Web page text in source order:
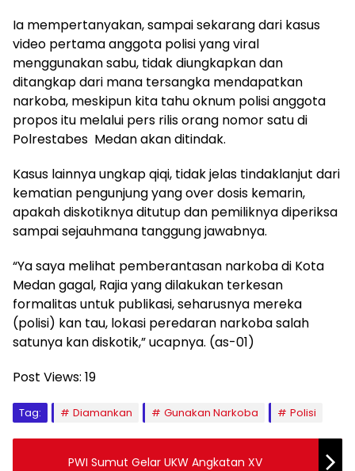
Ia mempertanyakan, sampai sekarang dari kasus
video pertama anggota polisi yang viral
menggunakan sabu, tidak diungkapkan dan
ditangkap dari mana tersangka mendapatkan
narkoba, meskipun kita tahu oknum polisi anggota
propos itu melalui pers rilis orang nomor satu di
Polrestabes Medan akan ditindak.
Kasus lainnya ungkap qiqi, tidak jelas tindaklanjut dari
kematian pengunjung yang over dosis kemarin,
apakah diskotiknya ditutup dan pemiliknya diperiksa
sampai sejauhmana tanggung jawabnya.
“Ya saya melihat pemberantasan narkoba di Kota
Medan gagal, Rajia yang dilakukan terkesan
formalitas untuk publikasi, seharusnya mereka
(polisi) kan tau, lokasi peredaran narkoba salah
satunya kan diskotik,” ucapnya. (as-01)
Post Views: 19
Tag: Diamankan Gunakan Narkoba Polisi
PWI Sumut Gelar UKW Angkatan XV